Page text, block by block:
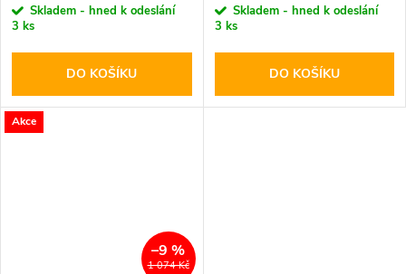
Skladem - hned k odeslání
3 ks
DO KOŠÍKU
Skladem - hned k odeslání
3 ks
DO KOŠÍKU
Akce
1 074 Kč
–9 %